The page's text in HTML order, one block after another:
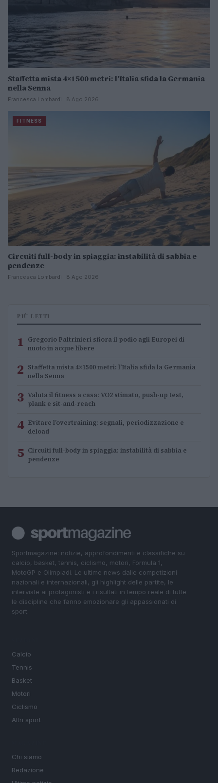
Staffetta mista 4×1500 metri: l’Italia sfida la Germania
nella Senna
Francesca Lombardi · 8 Ago 2026
FITNESS
Circuiti full-body in spiaggia: instabilità di sabbia e
pendenze
Francesca Lombardi · 8 Ago 2026
PIÙ LETTI
1 Gregorio Paltrinieri sfiora il podio agli Europei di
nuoto in acque libere
2 Staffetta mista 4×1500 metri: l’Italia sfida la Germania
nella Senna
3 Valuta il fitness a casa: VO2 stimato, push-up test,
plank e sit-and-reach
4 Evitare l’overtraining: segnali, periodizzazione e
deload
5 Circuiti full-body in spiaggia: instabilità di sabbia e
pendenze
Sportmagazine: notizie, approfondimenti e classifiche su
calcio, basket, tennis, ciclismo, motori, Formula 1,
MotoGP e Olimpiadi. Le ultime news dalle competizioni
nazionali e internazionali, gli highlight delle partite, le
interviste ai protagonisti e i risultati in tempo reale di tutte
le discipline che fanno emozionare gli appassionati di
sport.
Calcio
Tennis
Basket
Motori
Ciclismo
Altri sport
Chi siamo
Redazione